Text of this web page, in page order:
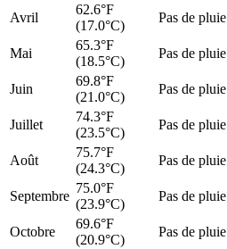
Avril
62.6°F
(17.0°C)
Pas de pluie
Mai
65.3°F
(18.5°C)
Pas de pluie
Juin
69.8°F
(21.0°C)
Pas de pluie
Juillet
74.3°F
(23.5°C)
Pas de pluie
Août
75.7°F
(24.3°C)
Pas de pluie
Septembre
75.0°F
(23.9°C)
Pas de pluie
Octobre
69.6°F
(20.9°C)
Pas de pluie